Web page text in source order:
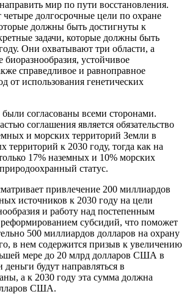
мир по пути восстановления.
долгосрочные цели по охране
должны быть достигнуты к
задачи, которые должны быть
Они охватывают три области, а
устойчивое
справедливое и равноправное
от использования генетических
согласованы всеми сторонами.
соглашения является обязательство
и морских территорий Земли в
территорий к 2030 году, тогда как на
17% наземных и 10% морских
статус.
привлечение 200 миллиардов
источников к 2030 году на цели
и работу над постепенным
субсидий, что поможет
500 миллиардов долларов на охрану
в нем содержится призыв к увеличению
мере до 20 млрд долларов США в
будут направляться в
а к 2030 году эта сумма должна
США.